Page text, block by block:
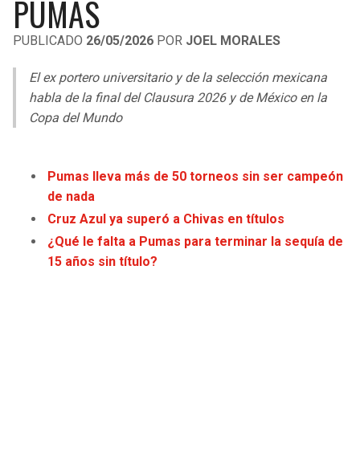
LIGA DE EXPANSIÓN MX
LEAGUES CUP
UEFA EUROPA LEAGUE
UEFA CONFERENCE LEAGUE
MLS
COPA LIBERTADORES
LIGA BETPLAY
RAIDERS
CHARGERS
RAVENS
STEELERS
CAVALIERS
PISTONS
PACERS
HORNETS
PUMAS
PUBLICADO 26/05/2026 POR JOEL MORALES
El ex portero universitario y de la selección mexicana
habla de la final del Clausura 2026 y de México en la
Copa del Mundo
Pumas lleva más de 50 torneos sin ser campeón
de nada
Cruz Azul ya superó a Chivas en títulos
¿Qué le falta a Pumas para terminar la sequía de
15 años sin título?